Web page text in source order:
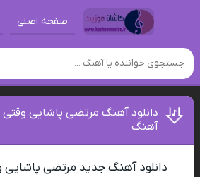
صفحه اصلی
دانلود آهنگ مرتضی پاشایی
آهنگ
دانلود آهنگ جدید مرتضی